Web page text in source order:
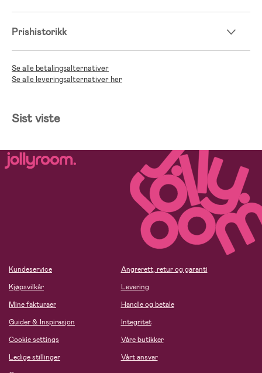
Prishistorikk
Se alle betalingsalternativer
Se alle leveringsalternativer her
Sist viste
Kundeservice
Kjøpsvilkår
Mine fakturaer
Guider & Inspirasjon
Cookie settings
Ledige stillinger
Angrerett, retur og garanti
Levering
Handle og betale
Integritet
Våre butikker
Vårt ansvar